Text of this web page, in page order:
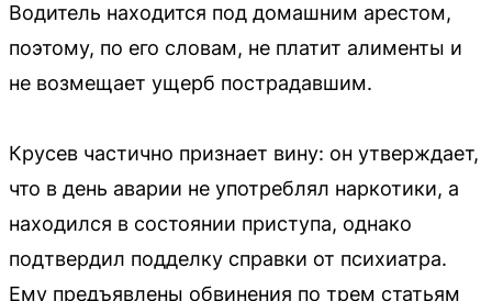
Водитель находится под домашним арестом,
поэтому, по его словам, не платит алименты и
не возмещает ущерб пострадавшим.
Крусев частично признает вину: он утверждает,
что в день аварии не употреблял наркотики, а
находился в состоянии приступа, однако
подтвердил подделку справки от психиатра.
Ему предъявлены обвинения по трем статьям